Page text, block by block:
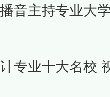
音主持专业大
专业十大名校